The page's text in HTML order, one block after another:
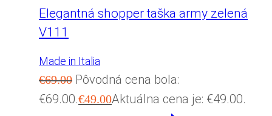
Elegantná shopper taška army zelená
V111
Made in Italia
€69.00 Pôvodná cena bola:
€69.00.€49.00Aktuálna cena je: €49.00.